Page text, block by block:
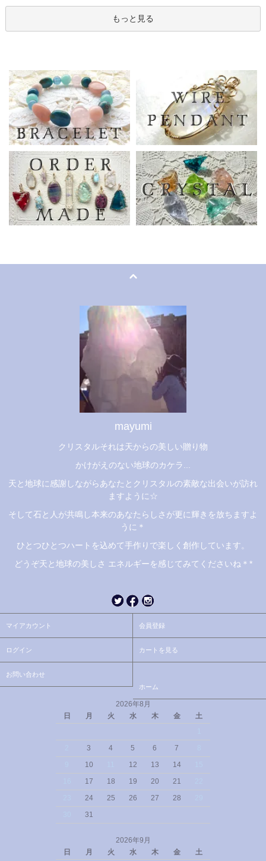
もっと見る
mayumi
クリスタルそれは天からの美しい贈り物
かけがえのない地球のカケラ...
天と地球に感謝しながらあなたとクリスタルの素敵な出会いが訪れ
ますように☆
そして石と人が共鳴し本来のあなたらしさが更に輝きを放ちますよ
うに＊
ひとつひとつハートを込めて手作りで楽しく創作しています。
どうぞ天と地球の美しさ エネルギーを感じてみてくださいね＊*
マイアカウント 会員登録
ログイン カートを見る
お問い合わせ
ホーム
2026年8月
日
月 火 水 木 金
土
3 4 5 6 7
10 12 13 14
17 18 19 20 21
24 25 26 27 28
31
2026年9月
日
月 火 水 木 金 土